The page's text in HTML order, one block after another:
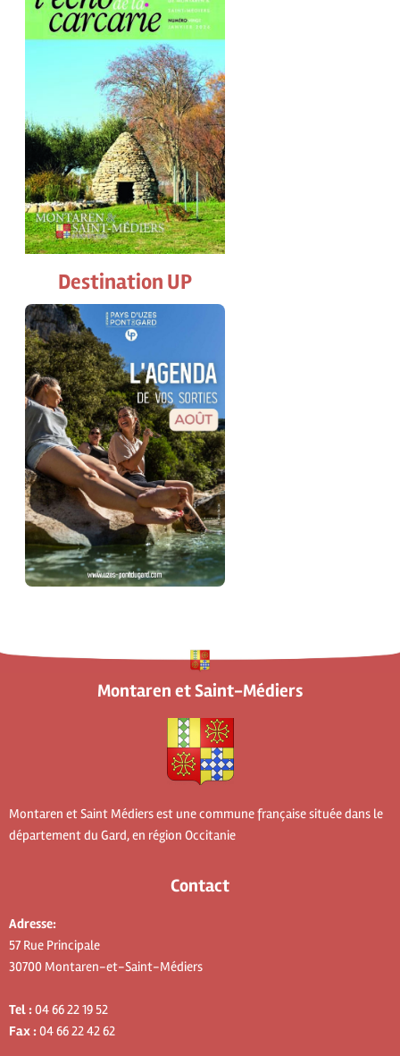
Destination UP
Montaren et Saint-Médiers
Montaren et Saint Médiers est une commune française située dans le
département du Gard, en région Occitanie
Contact
Adresse:
57 Rue Principale
30700 Montaren-et-Saint-Médiers
Tel :04 66 22 19 52
Fax :04 66 22 42 62